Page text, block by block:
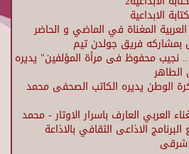
الابداعية
المغناة في الماضي و الحاضر
بمشاركه فريق جولدن تيم
نجيب محفوظ فى مرأة المؤلفين" يديره
الوطن يديره الكاتب الصحفى محمد
العربي العارف باسرار الاوتار - محمد
الاذاعى الثقافي بالاذاعة
شرقى